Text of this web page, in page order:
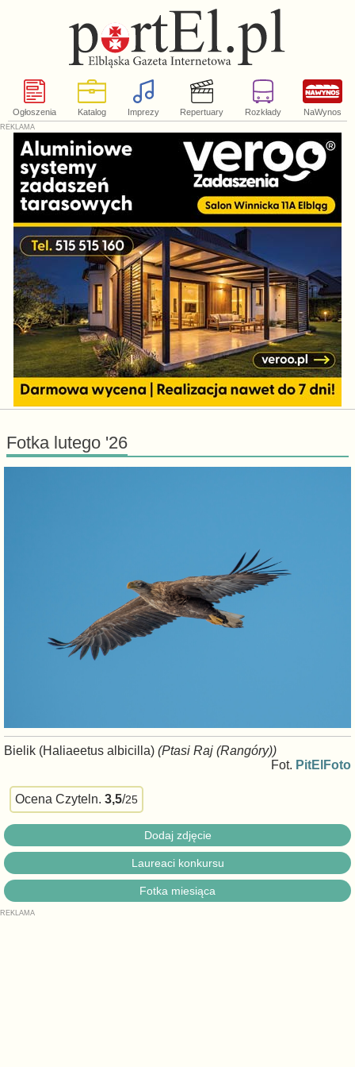
Ogłoszenia Katalog Imprezy Repertuary Rozkłady NaWynos
Fotka lutego '26
Bielik (Haliaeetus albicilla) (Ptasi Raj (Rangóry))
Fot. PitElFoto
Ocena Czyteln. 3,5/25
Dodaj zdjęcie
Laureaci konkursu
Fotka miesiąca